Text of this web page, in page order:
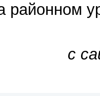
районном
с